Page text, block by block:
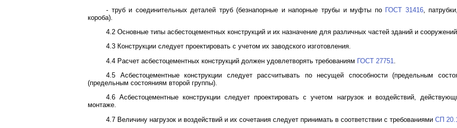
- труб и соединительных деталей труб (безнапорные и напорные трубы и муфты по ГОСТ 31416,
короба).
4.2 Основные типы асбестоцементных конструкций и их назначение для различных частей зданий и
4.3 Конструкции следует проектировать с учетом их заводского изготовления.
4.4 Расчет асбестоцементных конструкций должен удовлетворять требованиям ГОСТ 27751
4.5 Асбестоцементные конструкции следует рассчитывать по несущей способности (предельным
(предельным состояниям второй группы).
4.6 Асбестоцементные конструкции следует проектировать с учетом нагрузок и воздействий,
монтаже.
4.7 Величину нагрузок и воздействий и их сочетания следует принимать в соответствии с требованиями СП